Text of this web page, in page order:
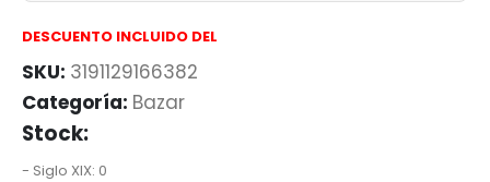
DESCUENTO INCLUIDO DEL
SKU: 3191129166382
Categoría: Bazar
Stock:
- Siglo XIX: 0